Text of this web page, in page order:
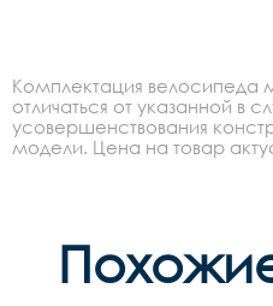
Комплектация велосипеда
отличаться от указанной в
усовершенствования
модели. Цена на товар